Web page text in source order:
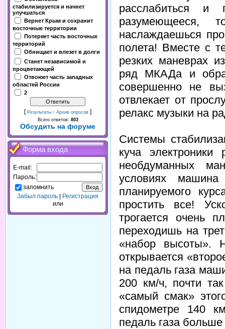
стабилизируется и начнет
улучшаться
Вернет Крым и сохранит
восточные территории
Потеряет часть восточных
территорий
Обнищает и влезет в долги
Станет независимой и
процветающей
Отвоюет часть западных
областей России
2
[ Результаты · Архив опросов ]
Всего ответов: 803
Обсудить на форуме
Форма входа
E-mail:
Пароль:
запомнить
Забыл пароль
Регистрация
или
расслабиться
наслаждаешься
полета! Вместе с
резких маневрах
ряд МКАДа и
совершенно не
отвлекает от
релакс музыки на
Системы
куча
необдуманных
условиях
планируемого
простить все!
трогается очень
переходишь на
«набор высоты».
открывается
на педаль газа
200 км/ч, почти
«самый смак»
спидометре 140
педаль газа